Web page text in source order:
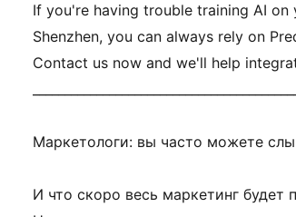
If you're having trouble training AI
Shenzhen, you can always rely on
Contact us now and we'll help
Маркетологи: вы часто можете
И что скоро весь маркетинг будет